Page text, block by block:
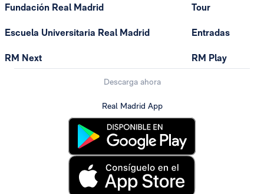
Fundación Real Madrid
Escuela Universitaria Real Madrid
RM Next
Tour
Entradas
RM Play
Descarga ahora
Real Madrid App